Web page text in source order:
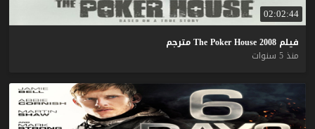
02:02:44
فيلم The Poker House 2008
مترجم
منذ 5 سنوات